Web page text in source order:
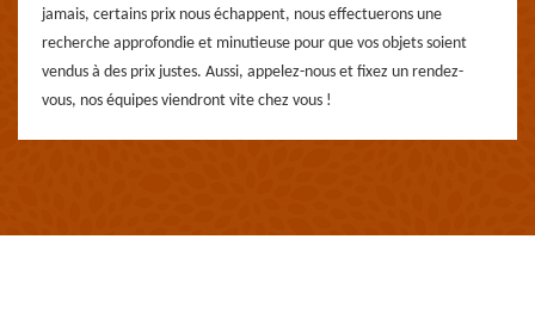
jamais, certains prix nous échappent, nous effectuerons une
recherche approfondie et minutieuse pour que vos objets soient
vendus à des prix justes. Aussi, appelez-nous et fixez un rendez-
vous, nos équipes viendront vite chez vous !